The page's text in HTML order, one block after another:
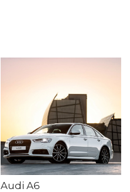
Audi A6